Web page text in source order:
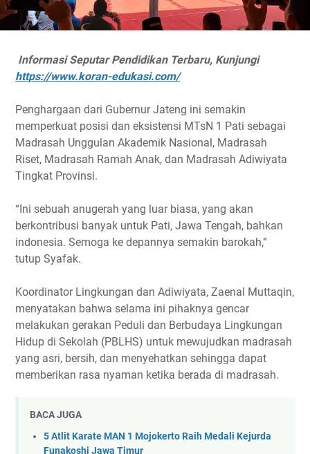
Informasi Seputar Pendidikan Terbaru, Kunjungi
https://www.koran-edukasi.com/
Penghargaan dari Gubernur Jateng ini semakin
memperkuat posisi dan eksistensi MTsN 1 Pati sebagai
Madrasah Unggulan Akademik Nasional, Madrasah
Riset, Madrasah Ramah Anak, dan Madrasah Adiwiyata
Tingkat Provinsi.
“Ini sebuah anugerah yang luar biasa, yang akan
berkontribusi banyak untuk Pati, Jawa Tengah, bahkan
indonesia. Semoga ke depannya semakin barokah,”
tutup Syafak.
Koordinator Lingkungan dan Adiwiyata, Zaenal Muttaqin,
menyatakan bahwa selama ini pihaknya gencar
melakukan gerakan Peduli dan Berbudaya Lingkungan
Hidup di Sekolah (PBLHS) untuk mewujudkan madrasah
yang asri, bersih, dan menyehatkan sehingga dapat
memberikan rasa nyaman ketika berada di madrasah.
BACA JUGA
5 Atlit Karate MAN 1 Mojokerto Raih Medali Kejurda
Funakoshi Jawa Timur